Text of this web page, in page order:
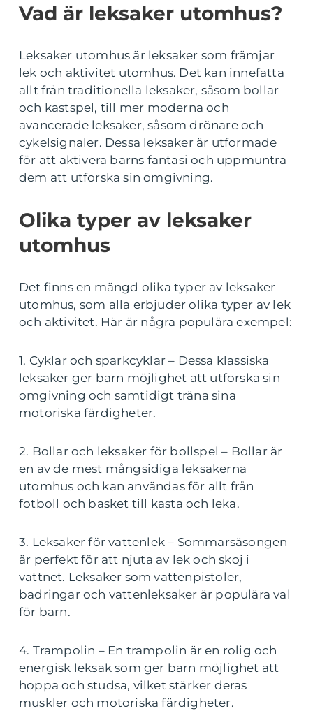
Vad är leksaker utomhus?
Leksaker utomhus är leksaker som främjar
lek och aktivitet utomhus. Det kan innefatta
allt från traditionella leksaker, såsom bollar
och kastspel, till mer moderna och
avancerade leksaker, såsom drönare och
cykelsignaler. Dessa leksaker är utformade
för att aktivera barns fantasi och uppmuntra
dem att utforska sin omgivning.
Olika typer av leksaker
utomhus
Det finns en mängd olika typer av leksaker
utomhus, som alla erbjuder olika typer av lek
och aktivitet. Här är några populära exempel:
1. Cyklar och sparkcyklar – Dessa klassiska
leksaker ger barn möjlighet att utforska sin
omgivning och samtidigt träna sina
motoriska färdigheter.
2. Bollar och leksaker för bollspel – Bollar är
en av de mest mångsidiga leksakerna
utomhus och kan användas för allt från
fotboll och basket till kasta och leka.
3. Leksaker för vattenlek – Sommarsäsongen
är perfekt för att njuta av lek och skoj i
vattnet. Leksaker som vattenpistoler,
badringar och vattenleksaker är populära val
för barn.
4. Trampolin – En trampolin är en rolig och
energisk leksak som ger barn möjlighet att
hoppa och studsa, vilket stärker deras
muskler och motoriska färdigheter.